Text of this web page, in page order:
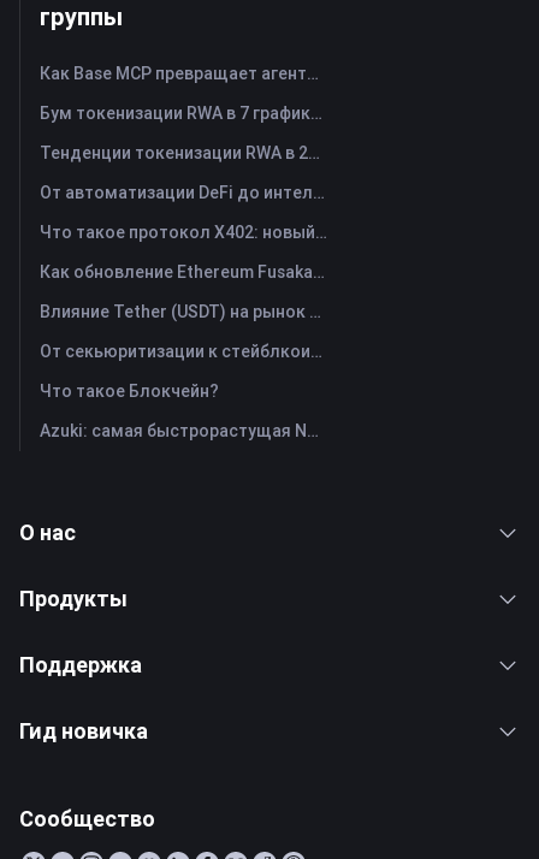
группы
Как Base MCP превращает агентов ИИ в помощников по работе с веб-ресурсами Web3
Бум токенизации RWA в 7 графиках
Тенденции токенизации RWA в 2026 году и рост TradFi
От автоматизации DeFi до интеллектуальных функций AgentFi: новая эра управления активами в блокчейне
Что такое протокол X402: новый технологический стандарт, который реструктурирует систему обмена ценностями в Интернете.
Как обновление Ethereum Fusaka меняет его концепцию масштабирования
Влияние Tether (USDT) на рынок криптовалют: движущая сила бычьего рынка или серьезный риск?
От секьюритизации к стейблкоинам: как реальные активы перенаправляют мировой капитал?
Что такое Блокчейн?
Azuki: самая быстрорастущая NFT
О нас
Продукты
Поддержка
Гид новичка
Сообщество